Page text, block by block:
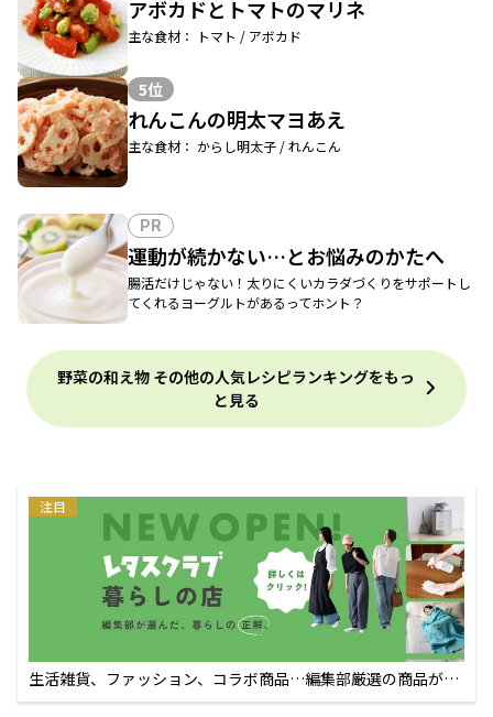
アボカドとトマトのマリネ
主な食材： トマト / アボカド
5位
れんこんの明太マヨあえ
主な食材： からし明太子 / れんこん
PR
運動が続かない…とお悩みのかたへ
腸活だけじゃない！太りにくいカラダづくりをサポートし
てくれるヨーグルトがあるってホント？
野菜の和え物 その他の人気レシピランキングをもっ
と見る
注目
生活雑貨、ファッション、コラボ商品…編集部厳選の商品が買
えるECサイト